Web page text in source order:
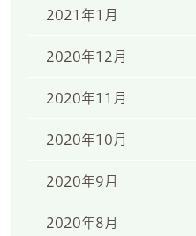
2021年1月
2020年12月
2020年11月
2020年10月
2020年9月
2020年8月